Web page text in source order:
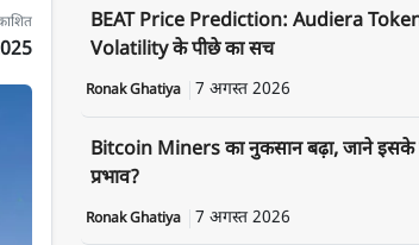
BEAT Price Prediction: Audiera
Volatility के पीछे का सच
Ronak Ghatiya 7 अगस्त 2026
Bitcoin Miners का नुकसान बढ़ा, जाने
प्रभाव?
Ronak Ghatiya 7 अगस्त 2026